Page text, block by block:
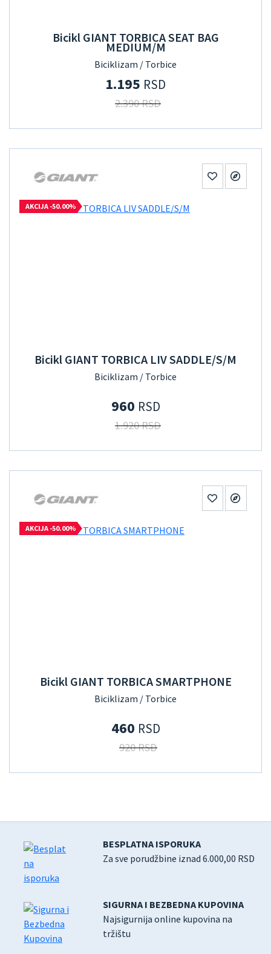
Bicikl GIANT TORBICA SEAT BAG
MEDIUM/M
Biciklizam / Torbice
1.195 RSD
2.390 RSD
AKCIJA -50.00%
Bicikl GIANT TORBICA LIV SADDLE/S/M
Biciklizam / Torbice
960 RSD
1.920 RSD
AKCIJA -50.00%
Bicikl GIANT TORBICA SMARTPHONE
Biciklizam / Torbice
460 RSD
920 RSD
BESPLATNA ISPORUKA
Za sve porudžbine iznad 6.000,00 RSD
SIGURNA I BEZBEDNA KUPOVINA
Najsigurnija online kupovina na
tržištu